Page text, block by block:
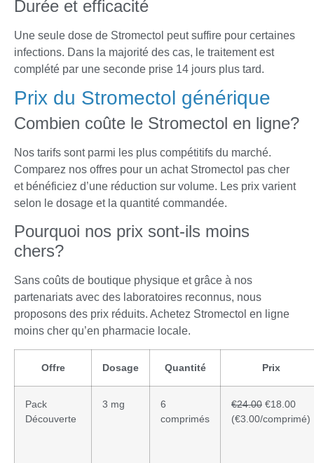
Durée et efficacité
Une seule dose de Stromectol peut suffire pour certaines
infections. Dans la majorité des cas, le traitement est
complété par une seconde prise 14 jours plus tard.
Prix du Stromectol générique
Combien coûte le Stromectol en ligne?
Nos tarifs sont parmi les plus compétitifs du marché.
Comparez nos offres pour un achat Stromectol pas cher
et bénéficiez d’une réduction sur volume. Les prix varient
selon le dosage et la quantité commandée.
Pourquoi nos prix sont-ils moins
chers?
Sans coûts de boutique physique et grâce à nos
partenariats avec des laboratoires reconnus, nous
proposons des prix réduits. Achetez Stromectol en ligne
moins cher qu’en pharmacie locale.
Offre Dosage Quantité Prix
Pack
Découverte
3 mg
6
comprimés
€24.00 €18.00
(€3.00/comprimé)